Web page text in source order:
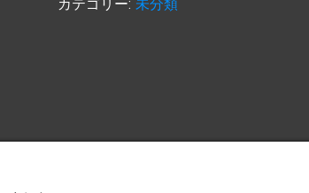
カテゴリー: 未分類